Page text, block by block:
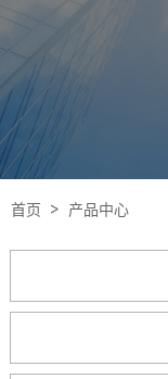
首页 > 产品中心